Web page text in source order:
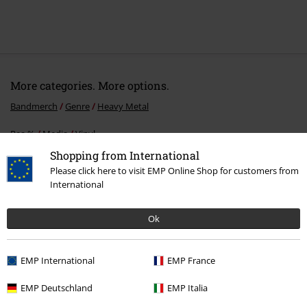
Shopping from International
Please click here to visit EMP Online Shop for customers from
International
Ok
EMP International EMP France
EMP Deutschland EMP Italia
More categories. More options.
Bandmerch Genre Heavy Metal
Rea % Media Vinyl
Bandmerch Media Vinyl
rabatt
Nyhetsbrev
nyhetsbrev!Mer